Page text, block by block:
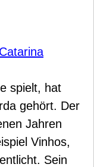
spielt, hat
gehört. Der
Jahren
Vinhos,
Sein